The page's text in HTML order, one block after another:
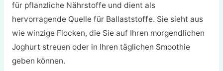
für pflanzliche Nährstoffe und dient als
hervorragende Quelle für Ballaststoffe. Sie sieht aus
wie winzige Flocken, die Sie auf Ihren morgendlichen
Joghurt streuen oder in Ihren täglichen Smoothie
geben können.